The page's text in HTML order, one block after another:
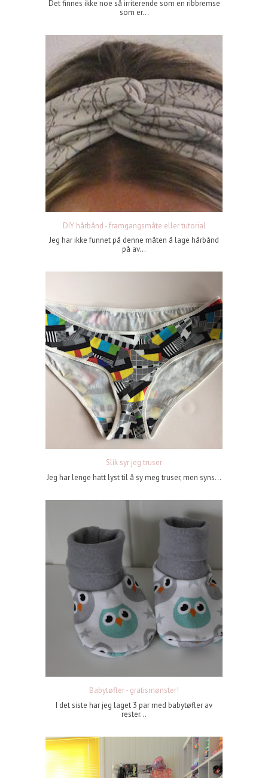
Det finnes ikke noe så irriterende som en ribbremse
som er...
DIY hårbånd - framgangsmåte eller tutorial
Jeg har ikke funnet på denne måten å lage hårbånd
på av...
Slik syr jeg truser
Jeg har lenge hatt lyst til å sy meg truser, men syns...
Babytøfler - gratismønster!
I det siste har jeg laget 3 par med babytøfler av
rester...